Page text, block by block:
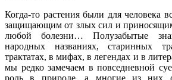
Когда-то растения были для человека
защищающим от злых сил и приносящим
любой болезни… Полузабытые
народных названиях, старинных
трактатах, в мифах, в легендах и в
мы редко замечаем в повседневной
роль в природе, а многие из них